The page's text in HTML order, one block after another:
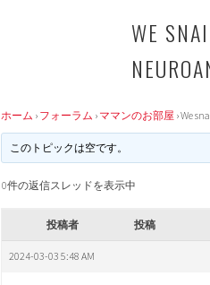
WE
ホーム › フォーラム › ママンのお部屋 ›We
このトピックは空です。
0件の返信スレッドを表示中
投稿者 投稿
2024-03-03 5:48 AM